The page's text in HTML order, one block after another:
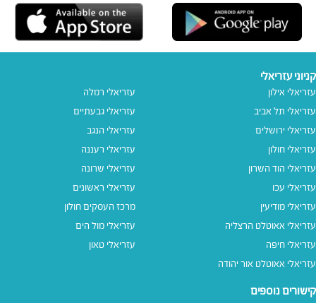
קניוני עזריאלי
עזריאלי אילון
עזריאלי תל אביב
עזריאלי ירושלים
עזריאלי חולון
עזריאלי הוד השרון
עזריאלי עכו
עזריאלי מודיעין
עזריאלי אאוטלט הרצליה
עזריאלי חיפה
עזריאלי אאוטלט אור יהודה
עזריאלי רמלה
עזריאלי גבעתיים
עזריאלי הנגב
עזריאלי רעננה
עזריאלי שרונה
עזריאלי ראשונים
מרכז העסקים חולון
עזריאלי מול הים
עזריאלי טאון
קישורים נוספים